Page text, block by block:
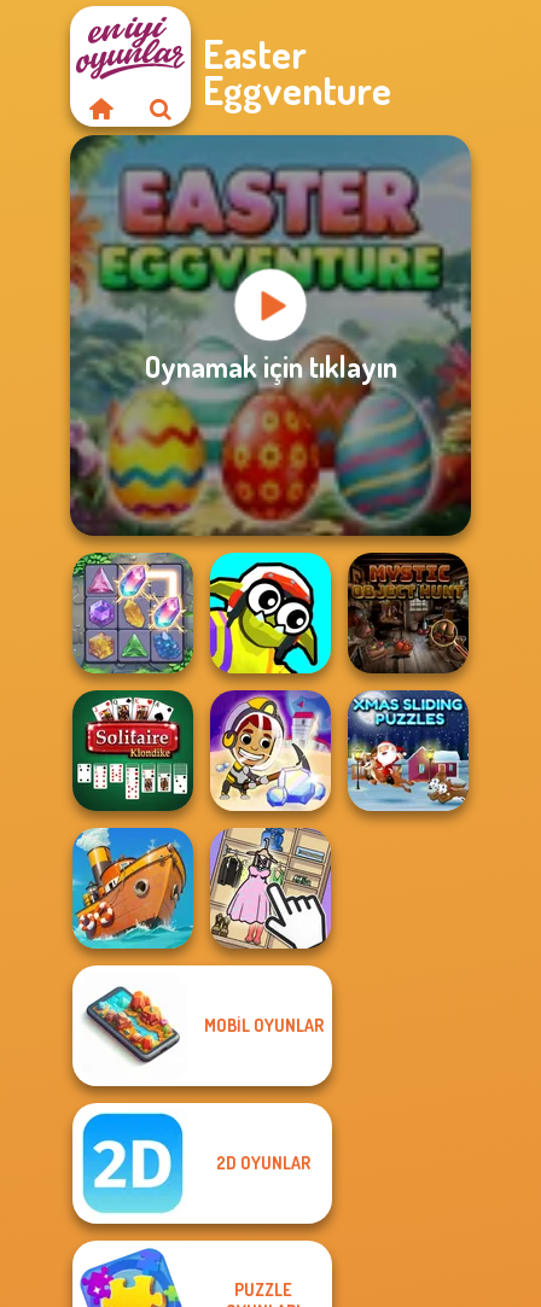
Easter
Eggventure
Oynamak için tıklayın
Crystal Connect
Funny Blade &
Magic
Mystic Object
Hunt
Solitaire
Klondike
Idle Miner Space
Rush
Clean the Ocean
MOBIL OYUNLAR
2D OYUNLAR
PUZZLE